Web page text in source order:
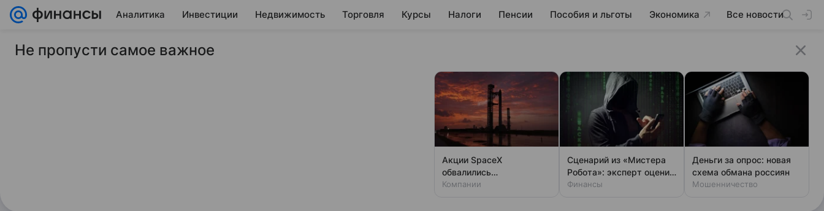
Аналитика Инвестиции Недвижимость Торговля Курсы Налоги Пенсии Пособия и льготы Экономика Все новости
24 января 2026 ТАСС
В Минстрое разъяснили рост вдвое
Не пропусти самое важное
Акции SpaceX
обвалились
одновременно с аварией
Компании
Сценарий из «Мистера
Робота»: эксперт оценил
шансы хакеров
Финансы
Деньги за опрос: новая
схема обмана россиян
Мошенничество